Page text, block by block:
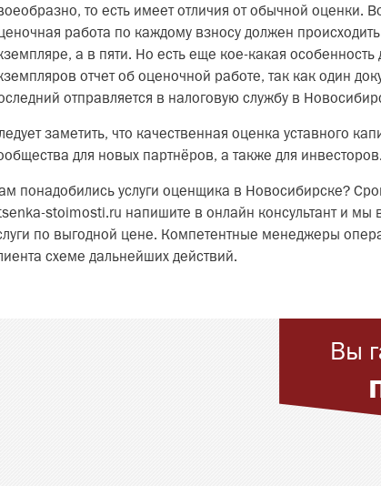
то есть имеет отличия от обычной оценки.
работа по каждому взносу должен
а в пяти. Но есть еще кое-какая
отчет об оценочной работе, так как один
отправляется в налоговую службу в
заметить, что качественная оценка уставного
для новых партнёров, а также для инвесторов.
понадобились услуги оценщика в Новосибирске?
stoimosti.ru напишите в онлайн консультант и
по выгодной цене. Компетентные менеджеры
схеме дальнейших действий.
Вы